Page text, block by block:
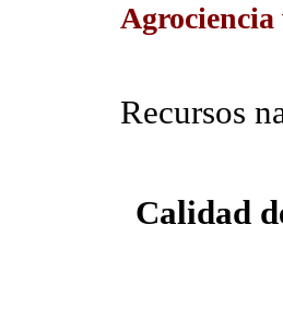
Agrociencia
Recursos
Calidad